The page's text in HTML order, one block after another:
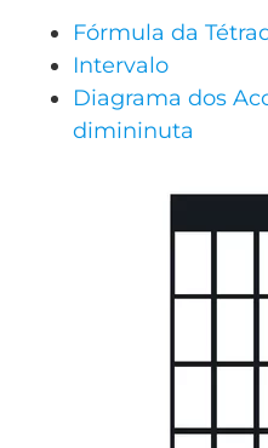
TEORIA
MUSICAL
Fórmula da
Intervalo
Diagrama dos
dimininuta